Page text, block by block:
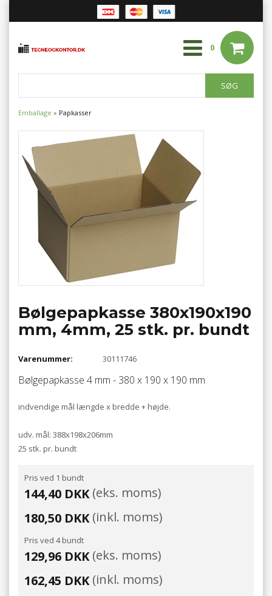
0
Emballage » Papkasser
Bølgepapkasse 380x190x190
mm, 4mm, 25 stk. pr. bundt
Varenummer: 30111746
Bølgepapkasse 4 mm - 380 x 190 x 190 mm
indvendige mål længde x bredde + højde.
udv. mål: 388x198x206mm
25 stk. pr. bundt
Pris ved 1 bundt
144,40 DKK(eks. moms)
180,50 DKK(inkl. moms)
Pris ved 4 bundt
129,96 DKK(eks. moms)
162,45 DKK(inkl. moms)